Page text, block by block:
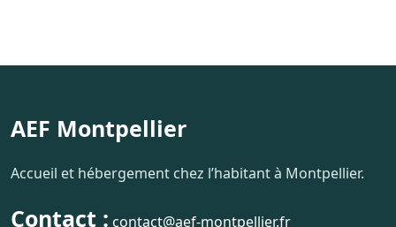
AEF Montpellier
Accueil et hébergement chez l’habitant à Montpellier.
Contact : contact@aef-montpellier.fr